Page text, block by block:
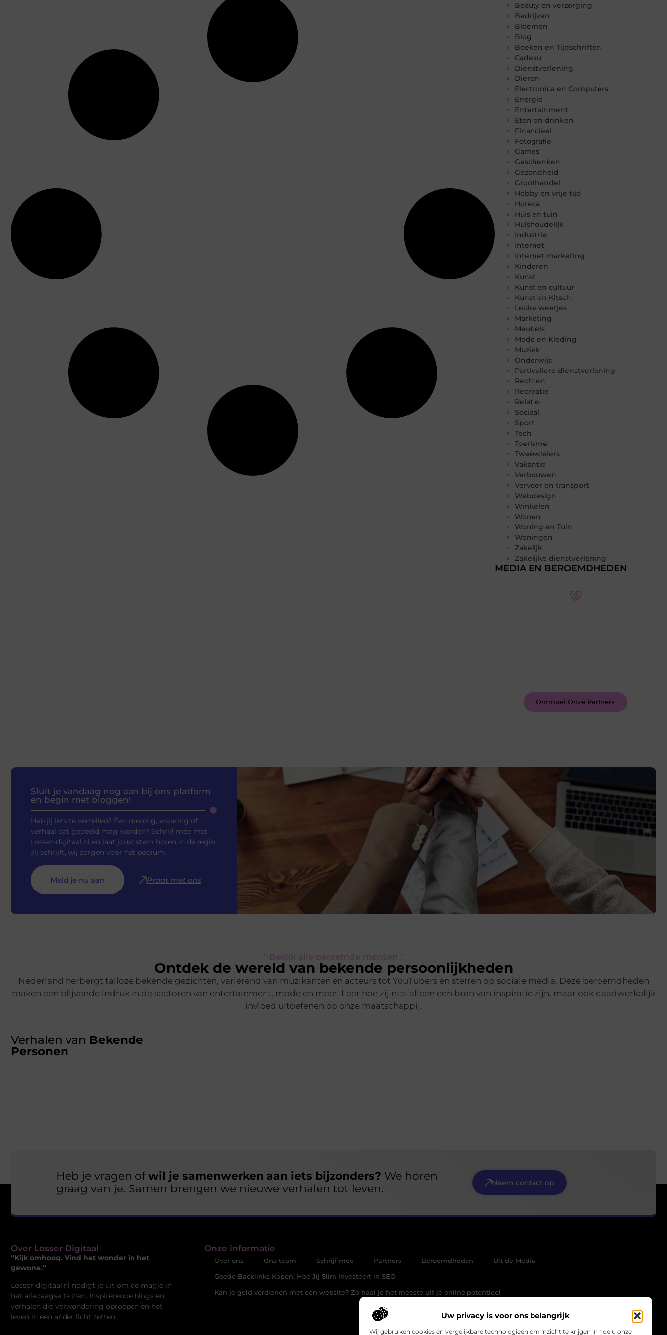
Uw privacy is voor ons belangrijk
Wij gebruiken cookies en vergelijkbare technologieën om inzicht te krijgen in hoe u onze
Beauty en verzorging
Bedrijven
Bloemen
Blog
Boeken en Tijdschriften
Cadeau
Dienstverlening
Dieren
Electronica en Computers
Energie
Entertainment
Eten en drinken
Financieel
Fotografie
Games
Geschenken
Gezondheid
Groothandel
Hobby en vrije tijd
Horeca
Huis en tuin
Huishoudelijk
Industrie
Internet
Internet marketing
Kinderen
Kunst
Kunst en cultuur
Kunst en Kitsch
Leuke weetjes
Marketing
Meubels
Mode en Kleding
Muziek
Onderwijs
Particuliere dienstverlening
Rechten
Recreatie
Relatie
Sociaal
Sport
Tech
Toerisme
Tweewielers
Vakantie
Verbouwen
Vervoer en transport
Webdesign
Winkelen
Wonen
Woning en Tuin
Woningen
Zakelijk
Zakelijke dienstverlening
MEDIA EN BEROEMDHEDEN
Ontmoet Onze Partners
Sluit je vandaag nog aan bij ons platform
en begin met bloggen!
Heb jij iets te vertellen? Een mening, ervaring of
verhaal dat gedeeld mag worden? Schrijf mee met
Losser-digitaal.nl en laat jouw stem horen in de regio.
Jij schrijft, wij zorgen voor het podium.
Meld je nu aan Praat met ons
" Bekijk alle beroemde mensen "
Ontdek de wereld van bekende persoonlijkheden
Nederland herbergt talloze bekende gezichten, variërend van muzikanten en acteurs tot YouTubers en sterren op sociale media. Deze beroemdheden
maken een blijvende indruk in de sectoren van entertainment, mode en meer. Leer hoe zij niet alleen een bron van inspiratie zijn, maar ook daadwerkelijk
invloed uitoefenen op onze maatschappij.
Verhalen van Bekende
Personen
Heb je vragen ofwil je samenwerken aan iets bijzonders? We horen
graag van je. Samen brengen we nieuwe verhalen tot leven.
Neem contact op
Over Losser Digitaal
“Kijk omhoog. Vind het wonder in het
gewone.”
Losser-digitaal.nl nodigt je uit om de magie in
het alledaagse te zien. Inspirerende blogs en
verhalen die verwondering oproepen en het
leven in een ander licht zetten.
Onze informatie
Over ons Ons team Schrijf mee Partners Beroemdheden
Uit de Media
Goede Backlinks Kopen: Hoe Jij Slim Investeert in SEO
Kan je geld verdienen met een website? Zo haal je het meeste uit je online potentieel